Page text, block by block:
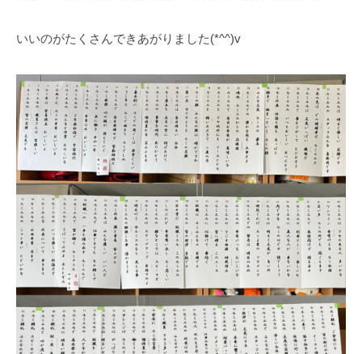
いいのがたくさんできあがりました(*^^)v